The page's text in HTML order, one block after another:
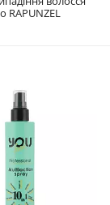
RAPUNZEL